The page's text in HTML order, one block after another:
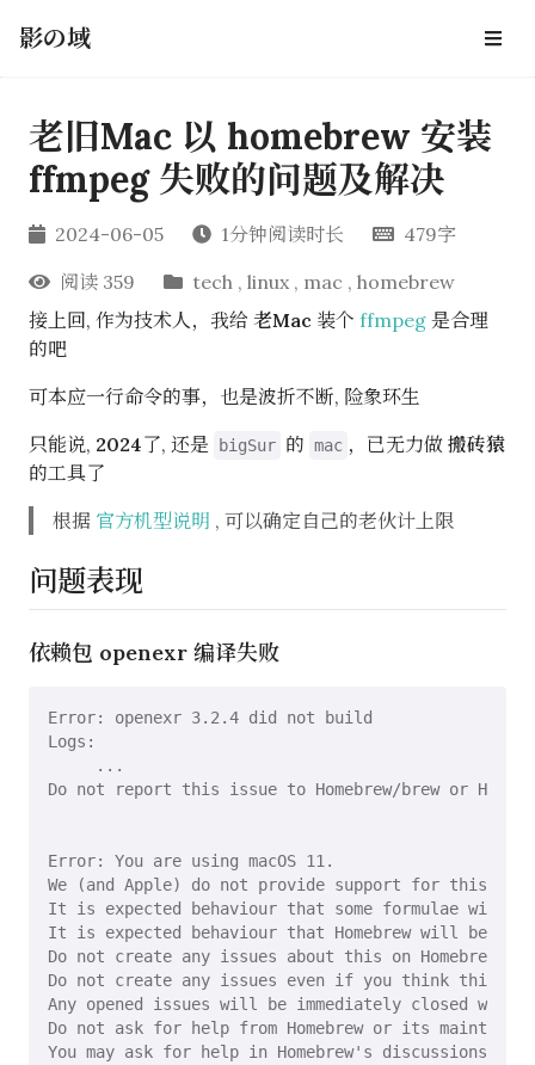
影の域
老旧Mac 以 homebrew 安装
ffmpeg 失败的问题及解决
2024-06-05 1分钟阅读时长
479字
阅读 359 tech , linux , mac , homebrew
接上回, 作为技术人，我给 老Mac 装个 ffmpeg 是合理
的吧
可本应一行命令的事，也是波折不断, 险象环生
只能说, 2024了, 还是 bigSur 的 mac ，已无力做 搬砖猿
的工具了
根据 官方机型说明 , 可以确定自己的老伙计上限
问题表现
依赖包 openexr 编译失败
Error: openexr 3.2.4 did not build
Logs:
     ...
Do not report this issue to Homebrew/brew or
Error: You are using macOS 11.
We (and Apple) do not provide support for this old
It is expected behaviour that some formulae
It is expected behaviour that Homebrew will be
Do not create any issues about this on Homebrew's
Do not create any issues even if you think this
Any opened issues will be immediately closed
Do not ask for help from Homebrew or its
You may ask for help in Homebrew's discussions